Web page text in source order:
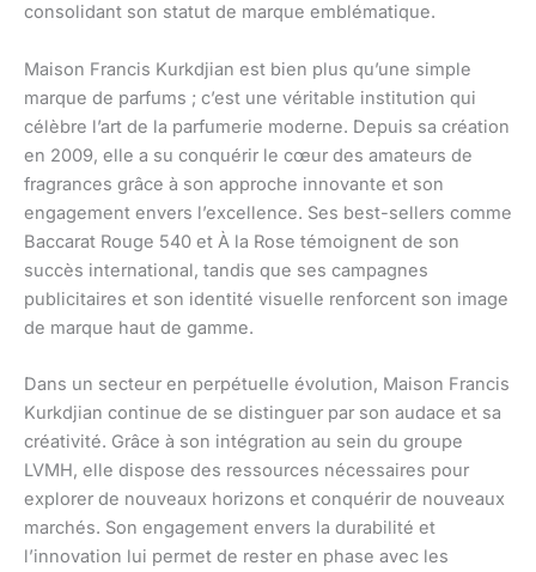
consolidant son statut de marque emblématique.
Maison Francis Kurkdjian est bien plus qu’une simple
marque de parfums ; c’est une véritable institution qui
célèbre l’art de la parfumerie moderne. Depuis sa création
en 2009, elle a su conquérir le cœur des amateurs de
fragrances grâce à son approche innovante et son
engagement envers l’excellence. Ses best-sellers comme
Baccarat Rouge 540 et À la Rose témoignent de son
succès international, tandis que ses campagnes
publicitaires et son identité visuelle renforcent son image
de marque haut de gamme.
Dans un secteur en perpétuelle évolution, Maison Francis
Kurkdjian continue de se distinguer par son audace et sa
créativité. Grâce à son intégration au sein du groupe
LVMH, elle dispose des ressources nécessaires pour
explorer de nouveaux horizons et conquérir de nouveaux
marchés. Son engagement envers la durabilité et
l’innovation lui permet de rester en phase avec les